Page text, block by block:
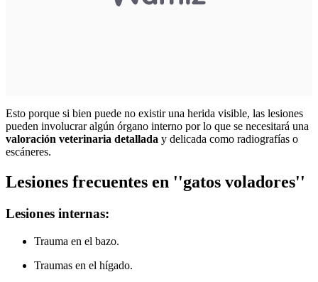
Esto porque si bien puede no existir una herida visible, las lesiones
pueden involucrar algún órgano interno por lo que se necesitará una
valoración veterinaria detallada y delicada como radiografías o
escáneres.
Lesiones frecuentes en ''gatos voladores''
Lesiones internas:
Trauma en el bazo.
Traumas en el hígado.